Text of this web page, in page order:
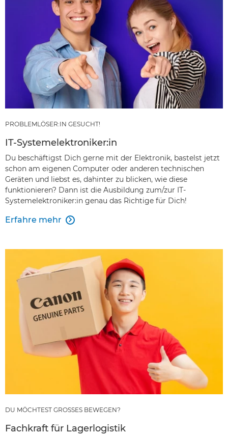
PROBLEMLÖSER:IN GESUCHT!
IT-Systemelektroniker:in
Du beschäftigst Dich gerne mit der Elektronik, bastelst jetzt
schon am eigenen Computer oder anderen technischen
Geräten und liebst es, dahinter zu blicken, wie diese
funktionieren? Dann ist die Ausbildung zum/zur IT-
Systemelektroniker:in genau das Richtige für Dich!
Erfahre mehr 
DU MÖCHTEST GROSSES BEWEGEN?
Fachkraft für Lagerlogistik